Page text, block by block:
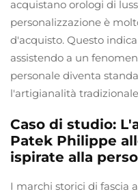
acquistano orologi di
personalizzazione è
d'acquisto. Questo
assistendo a un
personale diventa
l'artigianalità
Caso di studio:
Patek Philippe
ispirate alla
I marchi storici di fascia